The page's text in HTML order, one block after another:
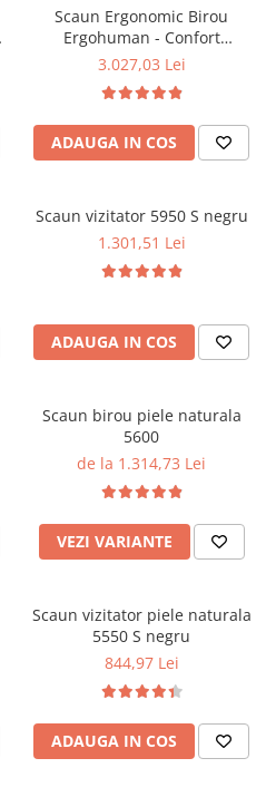
Scaun Ergonomic Birou
Ergohuman - Confort
Premium, Reglaje Inteligente
Performanta la Birou
3.027,03 Lei
ADAUGA IN COS
Scaun vizitator 5950 S negru
1.301,51 Lei
ADAUGA IN COS
Scaun birou piele naturala
5600
de la 1.314,73 Lei
VEZI VARIANTE
Scaun vizitator piele naturala
5550 S negru
844,97 Lei
ADAUGA IN COS